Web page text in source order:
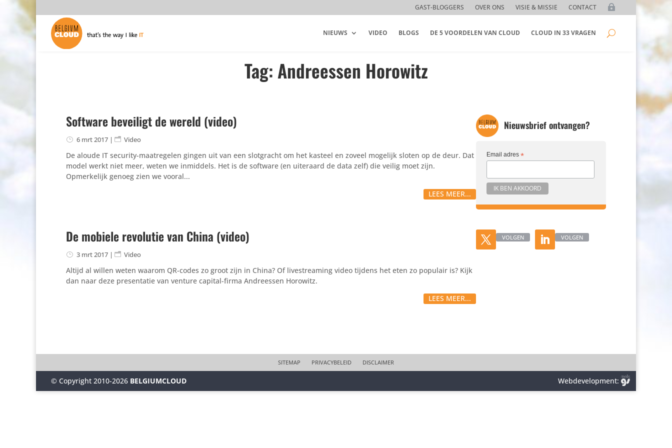
GAST-BLOGGERS OVER ONS VISIE & MISSIE CONTACT
NIEUWS VIDEO BLOGS DE 5 VOORDELEN VAN CLOUD CLOUD IN 33 VRAGEN
Tag: Andreessen Horowitz
Software beveiligt de wereld (video)
6 mrt 2017| Video
De aloude IT security-maatregelen gingen uit van een slotgracht om het kasteel en zoveel mogelijk sloten op de deur. Dat
model werkt niet meer, weten we inmiddels. Het is de software (en uiteraard de data zelf) die veilig moet zijn.
Opmerkelijk genoeg zien we vooral...
LEES MEER...
De mobiele revolutie van China (video)
3 mrt 2017| Video
Altijd al willen weten waarom QR-codes zo groot zijn in China? Of livestreaming video tijdens het eten zo populair is? Kijk
dan naar deze presentatie van venture capital-firma Andreessen Horowitz.
LEES MEER...
Nieuwsbrief ontvangen?
Email adres *
VOLGEN VOLGEN
SITEMAP PRIVACYBELEID DISCLAIMER
© Copyright 2010-2026 BELGIUMCLOUD Webdevelopment: